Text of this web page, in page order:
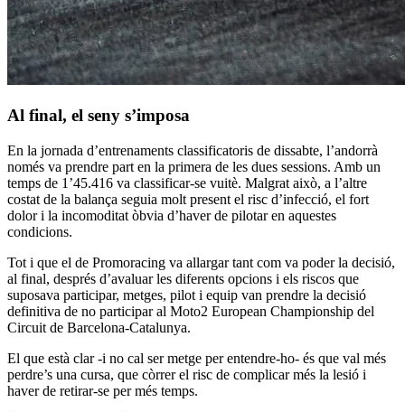
Al final, el seny s’imposa
En la jornada d’entrenaments classificatoris de dissabte, l’andorrà
només va prendre part en la primera de les dues sessions. Amb un
temps de 1’45.416 va classificar-se vuitè. Malgrat això, a l’altre
costat de la balança seguia molt present el risc d’infecció, el fort
dolor i la incomoditat òbvia d’haver de pilotar en aquestes
condicions.
Tot i que el de Promoracing va allargar tant com va poder la decisió,
al final, després d’avaluar les diferents opcions i els riscos que
suposava participar, metges, pilot i equip van prendre la decisió
definitiva de no participar al Moto2 European Championship del
Circuit de Barcelona-Catalunya.
El que està clar -i no cal ser metge per entendre-ho- és que val més
perdre’s una cursa, que còrrer el risc de complicar més la lesió i
haver de retirar-se per més temps.